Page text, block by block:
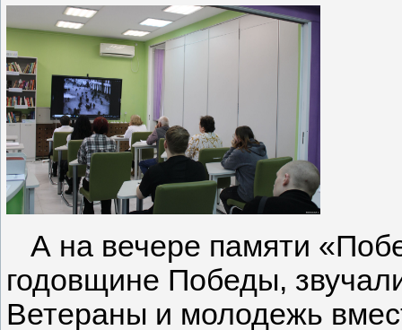
А на вечере памяти
годовщине Победы,
Ветераны и молодежь